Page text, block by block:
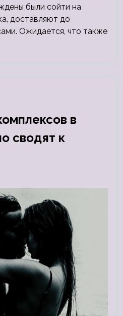
были сойти на
доставляют до
Ожидается, что также
в
сводят к